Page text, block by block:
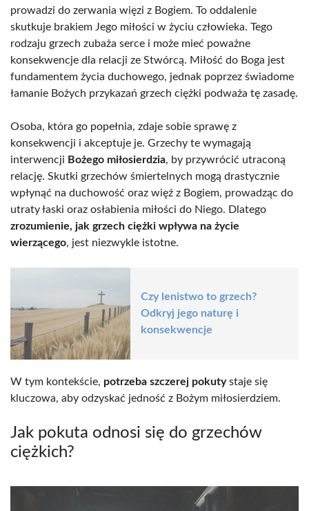
prowadzi do zerwania więzi z Bogiem. To oddalenie
skutkuje brakiem Jego miłości w życiu człowieka. Tego
rodzaju grzech zubaża serce i może mieć poważne
konsekwencje dla relacji ze Stwórcą. Miłość do Boga jest
fundamentem życia duchowego, jednak poprzez świadome
łamanie Bożych przykazań grzech ciężki podważa tę zasadę.
Osoba, która go popełnia, zdaje sobie sprawę z
konsekwencji i akceptuje je. Grzechy te wymagają
interwencji Bożego miłosierdzia, by przywrócić utraconą
relację. Skutki grzechów śmiertelnych mogą drastycznie
wpłynąć na duchowość oraz więź z Bogiem, prowadząc do
utraty łaski oraz osłabienia miłości do Niego. Dlatego
zrozumienie, jak grzech ciężki wpływa na życie
wierzącego, jest niezwykle istotne.
Czy lenistwo to grzech?
Odkryj jego naturę i
konsekwencje
W tym kontekście, potrzeba szczerej pokutystaje się
kluczowa, aby odzyskać jedność z Bożym miłosierdziem.
Jak pokuta odnosi się do grzechów
ciężkich?